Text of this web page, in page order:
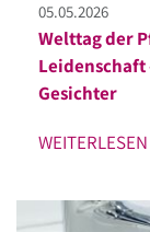
05.05.2026
Welttag der
Leidenschaft
Gesichter
WEITERLESEN